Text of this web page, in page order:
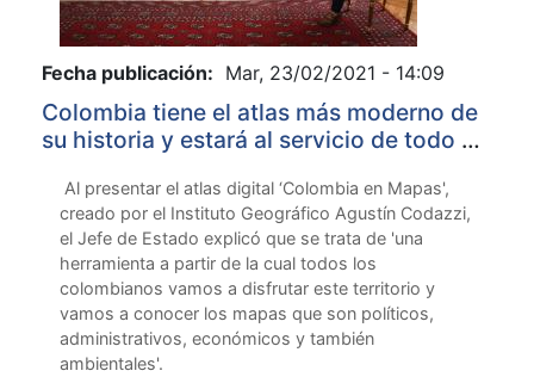
Fecha publicación: Mar, 23/02/2021 - 14:09
Colombia tiene el atlas más moderno de
su historia y estará al servicio de todo el
Al presentar el atlas digital ‘Colombia en Mapas',
creado por el Instituto Geográfico Agustín Codazzi,
el Jefe de Estado explicó que se trata de 'una
herramienta a partir de la cual todos los
colombianos vamos a disfrutar este territorio y
vamos a conocer los mapas que son políticos,
administrativos, económicos y también
ambientales'.